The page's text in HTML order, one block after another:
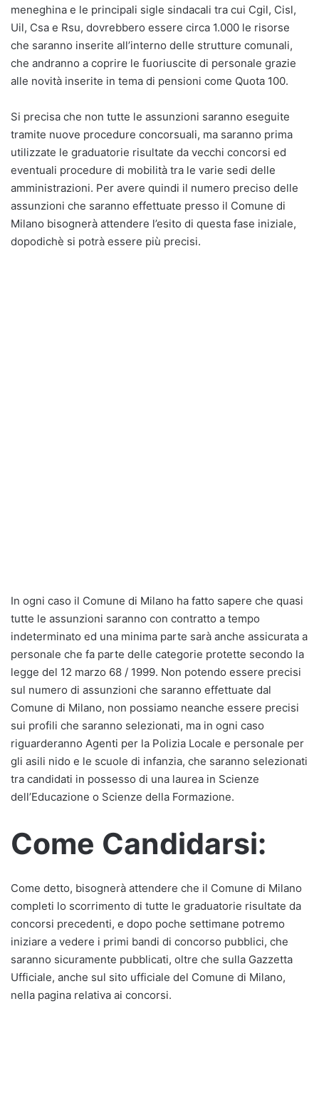
meneghina e le principali sigle sindacali tra cui Cgil, Cisl,
Uil, Csa e Rsu, dovrebbero essere circa 1.000 le risorse
che saranno inserite all’interno delle strutture comunali,
che andranno a coprire le fuoriuscite di personale grazie
alle novità inserite in tema di pensioni come Quota 100.
Si precisa che non tutte le assunzioni saranno eseguite
tramite nuove procedure concorsuali, ma saranno prima
utilizzate le graduatorie risultate da vecchi concorsi ed
eventuali procedure di mobilità tra le varie sedi delle
amministrazioni. Per avere quindi il numero preciso delle
assunzioni che saranno effettuate presso il Comune di
Milano bisognerà attendere l’esito di questa fase iniziale,
dopodichè si potrà essere più precisi.
In ogni caso il Comune di Milano ha fatto sapere che quasi
tutte le assunzioni saranno con contratto a tempo
indeterminato ed una minima parte sarà anche assicurata a
personale che fa parte delle categorie protette secondo la
legge del 12 marzo 68 / 1999. Non potendo essere precisi
sul numero di assunzioni che saranno effettuate dal
Comune di Milano, non possiamo neanche essere precisi
sui profili che saranno selezionati, ma in ogni caso
riguarderanno Agenti per la Polizia Locale e personale per
gli asili nido e le scuole di infanzia, che saranno selezionati
tra candidati in possesso di una laurea in Scienze
dell’Educazione o Scienze della Formazione.
Come Candidarsi:
Come detto, bisognerà attendere che il Comune di Milano
completi lo scorrimento di tutte le graduatorie risultate da
concorsi precedenti, e dopo poche settimane potremo
iniziare a vedere i primi bandi di concorso pubblici, che
saranno sicuramente pubblicati, oltre che sulla Gazzetta
Ufficiale, anche sul sito ufficiale del Comune di Milano,
nella pagina relativa ai concorsi.